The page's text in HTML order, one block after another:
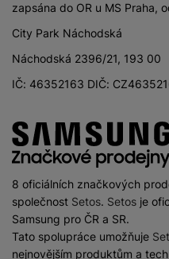
zapsána do OR u MS Praha,
City Park Náchodská
Náchodská 2396/21, 193 00
IČ: 46352163 DIČ:
8 oficiálních značkových
společnost Setos. Setos je
Samsung pro ČR a SR.
Tato spolupráce umožňuje
nejnovějším produktům a